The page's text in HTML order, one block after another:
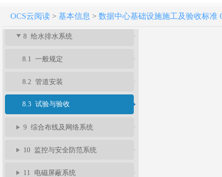
OCS云阅读> 基本信息 > 数据中心基础设施施工及验收标准
7 空调系统
8 给水排水系统
8.1 一般规定
8.2 管道安装
8.3 试验与验收
9 综合布线及网络系统
10 监控与安全防范系统
11 电磁屏蔽系统